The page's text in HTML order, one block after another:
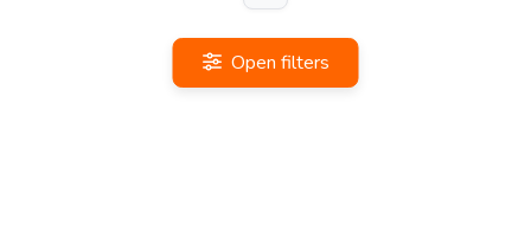
Open filters